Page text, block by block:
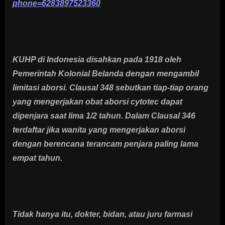
phone=6283897523360
KUHP di Indonesia disahkan pada 1918 oleh
Pemerintah Kolonial Belanda dengan mengambil
limitasi aborsi. Clausal 348 sebutkan tiap-tiap orang
yang mengerjakan obat aborsi cytotec dapat
dipenjara saat lima 1/2 tahun. Dalam Clausal 346
terdaftar jika wanita yang mengerjakan aborsi
dengan berencana terancam penjara paling lama
empat tahun.
Tidak hanya itu, dokter, bidan, atau juru farmasi